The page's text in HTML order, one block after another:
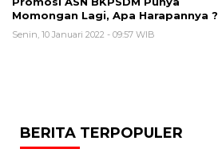
Momongan Lagi, Apa Harapannya ?
Senin, 10 Januari 2022 - 09:57 WIB
BERITA TERPOPULER